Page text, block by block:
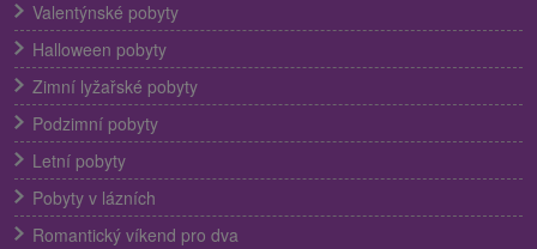
Valentýnské pobyty
Halloween pobyty
Zimní lyžařské pobyty
Podzimní pobyty
Letní pobyty
Pobyty v lázních
Romantický víkend pro dva